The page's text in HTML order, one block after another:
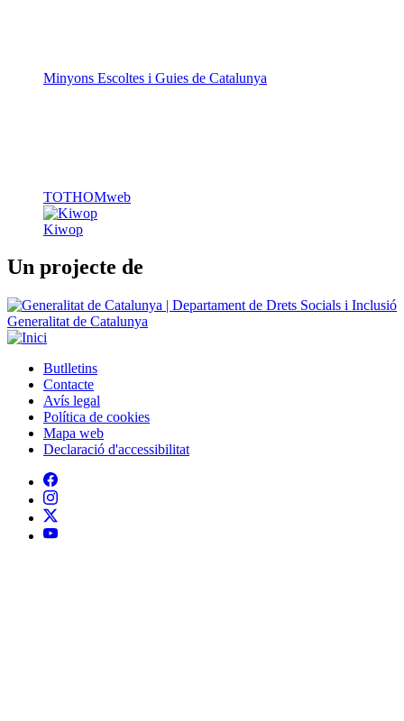
Minyons Escoltes i Guies de Catalunya
TOTHOMweb
Kiwop
Un projecte de
Generalitat de Catalunya
Peu
Butlletins
Contacte
Avís legal
Política de cookies
Mapa web
Declaració d'accessibilitat